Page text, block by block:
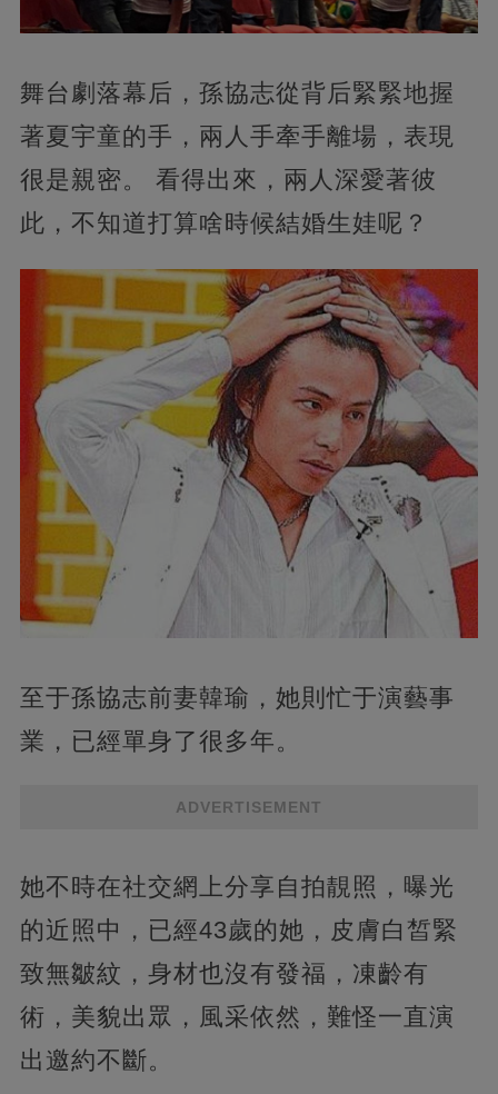
舞台劇落幕后，孫協志從背后緊緊地握
著夏宇童的手，兩人手牽手離場，表現
很是親密。 看得出來，兩人深愛著彼
此，不知道打算啥時候結婚生娃呢？
至于孫協志前妻韓瑜，她則忙于演藝事
業，已經單身了很多年。
ADVERTISEMENT
她不時在社交網上分享自拍靚照，曝光
的近照中，已經43歲的她，皮膚白皙緊
致無皺紋，身材也沒有發福，凍齡有
術，美貌出眾，風采依然，難怪一直演
出邀約不斷。